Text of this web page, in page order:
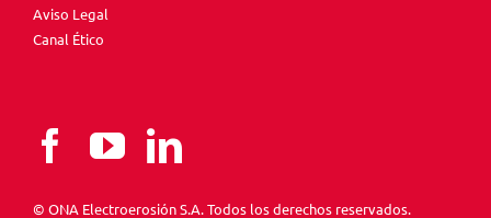
Aviso Legal
Canal Ético
© ONA Electroerosión S.A. Todos los derechos reservados.